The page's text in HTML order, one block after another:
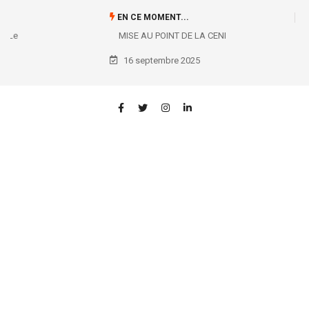
EN CE MOMENT...
MISE AU POINT DE LA CENI
16 septembre 2025